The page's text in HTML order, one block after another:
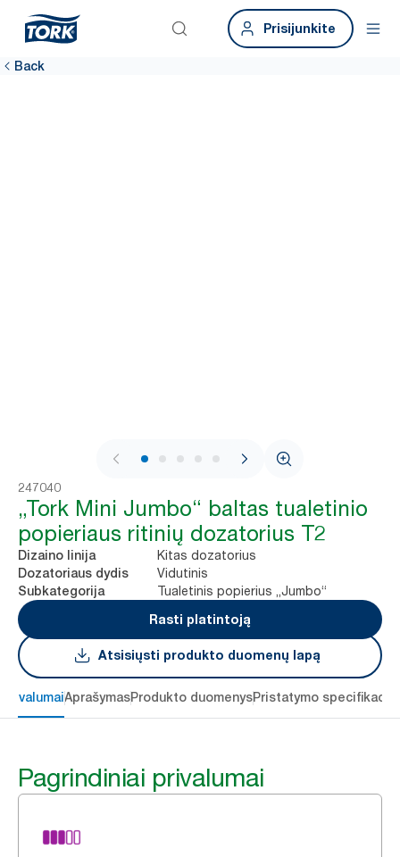
Prisijunkite
Back
1 / 5
247040
„Tork Mini Jumbo“ baltas tualetinio
popieriaus ritinių dozatorius T2
Dizaino linija Kitas dozatorius
Dozatoriaus dydis Vidutinis
Subkategorija
Tualetinis popierius „Jumbo“
Rasti platintoją
Atsisiųsti produkto duomenų lapą
AprašymasProdukto duomenysPristatymo
Pagrindiniai privalumai